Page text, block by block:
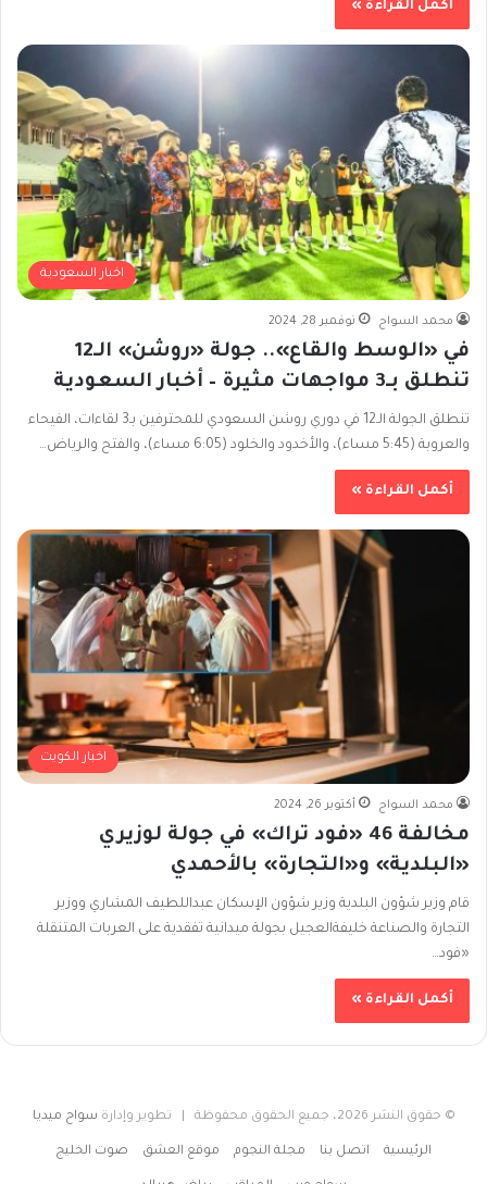
أكمل القراءة »
اخبار السعودية
محمد السواح نوفمبر 28, 2024
في «الوسط والقاع».. جولة «روشن» الـ12
تنطلق بـ3 مواجهات مثيرة – أخبار السعودية
تنطلق الجولة الـ12 في دوري روشن السعودي للمحترفين بـ3 لقاءات، الفيحاء
والعروبة (5:45 مساء)، والأخدود والخلود (6:05 مساء)، والفتح والرياض…
أكمل القراءة »
اخبار الكويت
محمد السواح أكتوبر 26, 2024
مخالفة 46 «فود تراك» في جولة لوزيري
«البلدية» و«التجارة» بالأحمدي
قام وزير شؤون البلدية وزير شؤون الإسكان عبداللطيف المشاري ووزير
التجارة والصناعة خليفةالعجيل بجولة ميدانية تفقدية على العربات المتنقلة
«فود…
أكمل القراءة »
© حقوق النشر 2026، جميع الحقوق محفوظة | تطوير وإدارة سواح ميديا
الرئيسية اتصل بنا مجلة النجوم موقع العشق صوت الخليج